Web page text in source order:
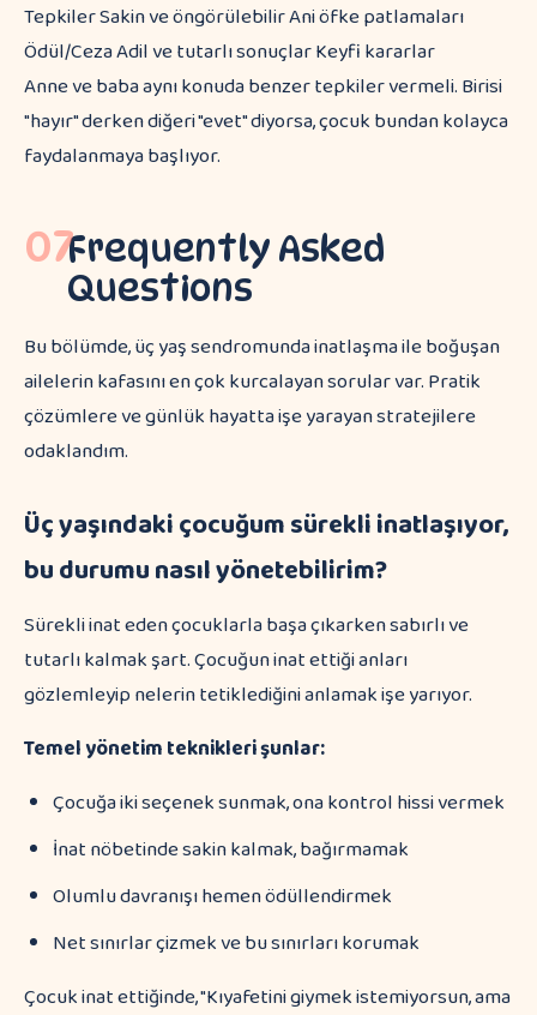
Tepkiler Sakin ve öngörülebilir Ani öfke patlamaları
Ödül/Ceza Adil ve tutarlı sonuçlar Keyfi kararlar
Anne ve baba aynı konuda benzer tepkiler vermeli. Birisi
"hayır" derken diğeri "evet" diyorsa, çocuk bundan kolayca
faydalanmaya başlıyor.
07Frequently Asked
Questions
Bu bölümde, üç yaş sendromunda inatlaşma ile boğuşan
ailelerin kafasını en çok kurcalayan sorular var. Pratik
çözümlere ve günlük hayatta işe yarayan stratejilere
odaklandım.
Üç yaşındaki çocuğum sürekli inatlaşıyor,
bu durumu nasıl yönetebilirim?
Sürekli inat eden çocuklarla başa çıkarken sabırlı ve
tutarlı kalmak şart. Çocuğun inat ettiği anları
gözlemleyip nelerin tetiklediğini anlamak işe yarıyor.
Temel yönetim teknikleri şunlar:
Çocuğa iki seçenek sunmak, ona kontrol hissi vermek
İnat nöbetinde sakin kalmak, bağırmamak
Olumlu davranışı hemen ödüllendirmek
Net sınırlar çizmek ve bu sınırları korumak
Çocuk inat ettiğinde, "Kıyafetini giymek istemiyorsun, ama